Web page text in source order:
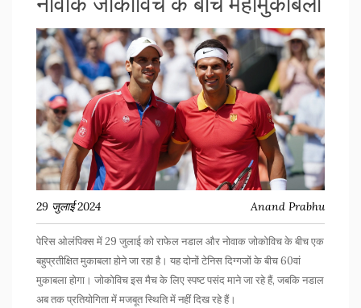
29 जुलाई 2024 Anand Prabhu
पेरिस ओलंपिक्स में 29 जुलाई को राफेल नडाल और नोवाक जोकोविच के बीच एक
बहुप्रतीक्षित मुकाबला होने जा रहा है। यह दोनों टेनिस दिग्गजों के बीच 60वां
मुकाबला होगा। जोकोविच इस मैच के लिए स्पष्ट पसंद माने जा रहे हैं, जबकि नडाल
अब तक प्रतियोगिता में मजबूत स्थिति में नहीं दिख रहे हैं।